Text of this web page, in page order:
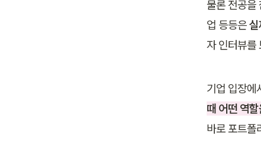
물론 전공을
업 등등은
자 인터뷰를
기업 입장에
때 어떤 역
바로 포트폴